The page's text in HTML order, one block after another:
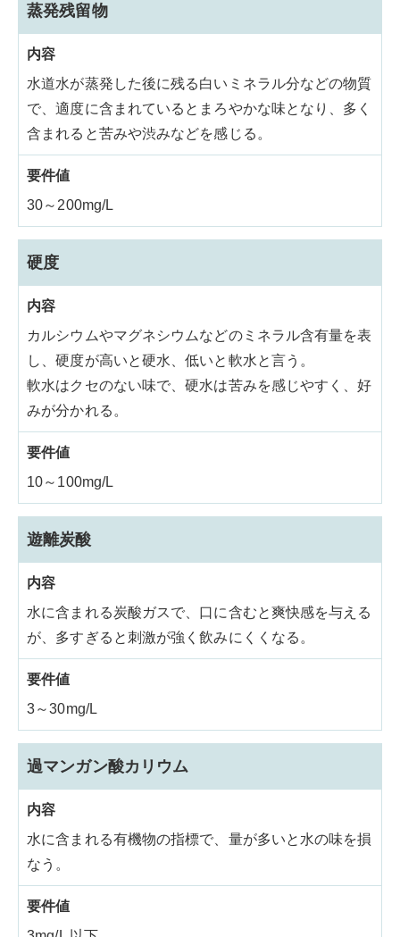
蒸発残留物
水道水が蒸発した後に残る白いミネラル分などの物質
で、適度に含まれているとまろやかな味となり、多く
含まれると苦みや渋みなどを感じる。
30～200mg/L
硬度
カルシウムやマグネシウムなどのミネラル含有量を表
し、硬度が高いと硬水、低いと軟水と言う。
軟水はクセのない味で、硬水は苦みを感じやすく、好
みが分かれる。
10～100mg/L
遊離炭酸
水に含まれる炭酸ガスで、口に含むと爽快感を与える
が、多すぎると刺激が強く飲みにくくなる。
3～30mg/L
過マンガン酸カリウム
水に含まれる有機物の指標で、量が多いと水の味を損
なう。